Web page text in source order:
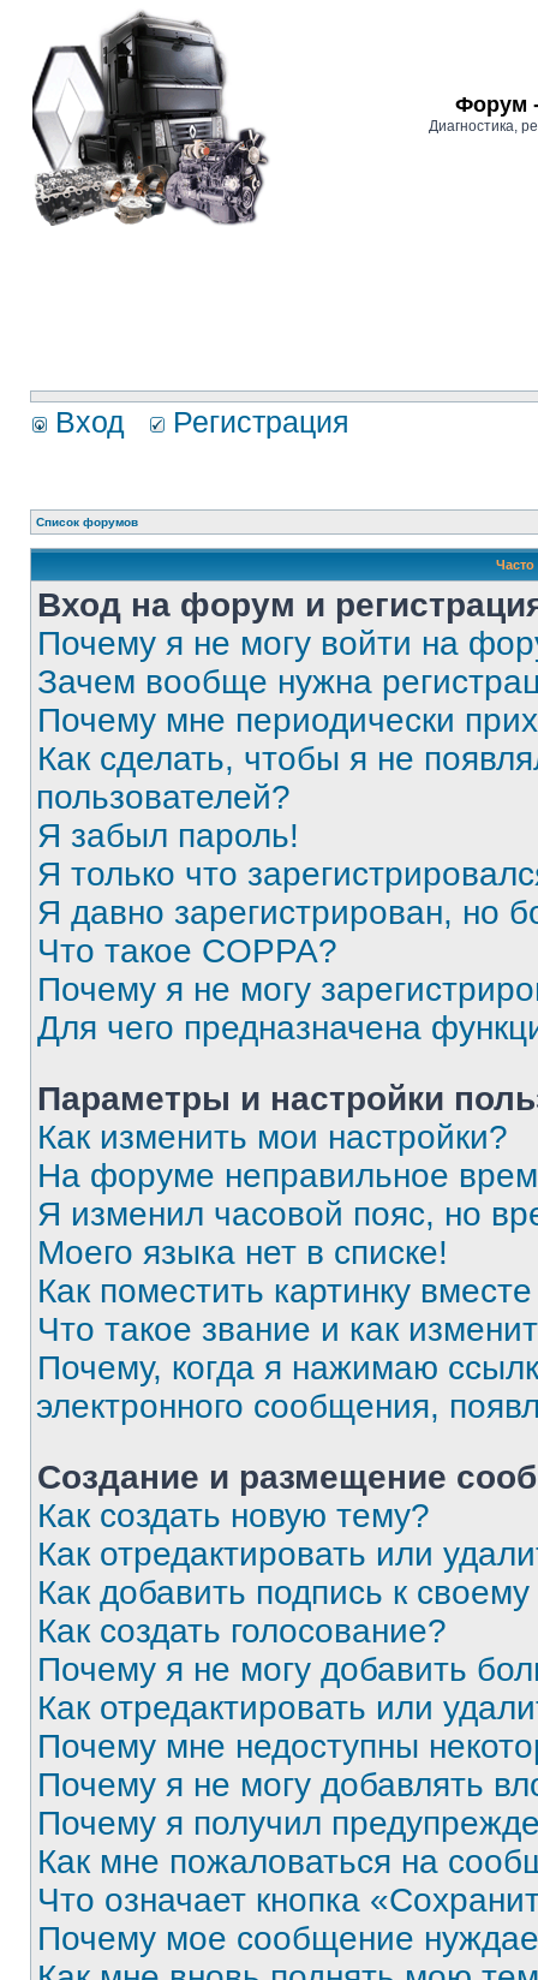
Форум -
Диагностика,
Вход Регистрация
Список форумов
Вход на форум и
Почему я не могу войти на
Зачем вообще нужна
Почему мне периодически
Как сделать, чтобы я не
пользователей?
Я забыл пароль!
Я только что
Я давно зарегистрирован, но
Что такое COPPA?
Почему я не могу
Для чего предназначена
Параметры и настройки
Как изменить мои настройки?
На форуме неправильное
Я изменил часовой пояс, но
Моего языка нет в списке!
Как поместить картинку
Что такое звание и как
Почему, когда я нажимаю
электронного сообщения,
Создание и размещение
Как создать новую тему?
Как отредактировать или
Как добавить подпись к
Как создать голосование?
Почему я не могу добавить
Как отредактировать или
Почему мне недоступны
Почему я не могу добавлять
Почему я получил
Как мне пожаловаться на
Что означает кнопка
Почему мое сообщение